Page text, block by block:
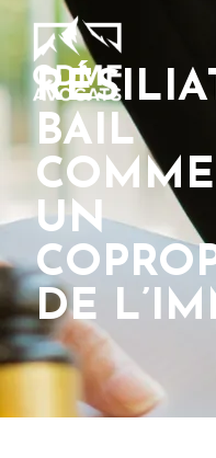
BAIL
UN
DE